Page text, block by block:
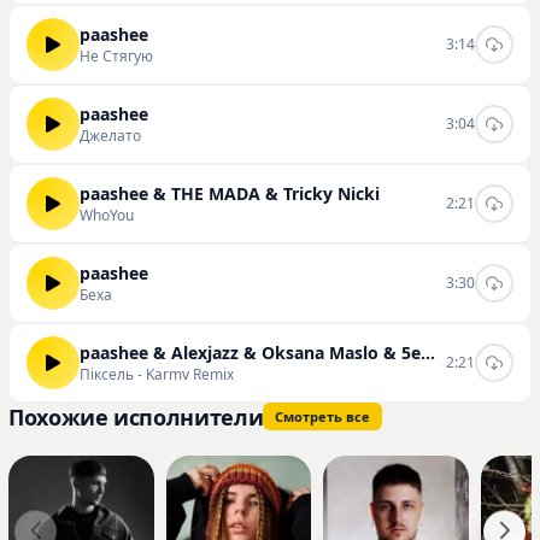
paashee
Не Стягую
3:14
paashee
Джелато
3:04
paashee & THE MADA & Tricky Nicki
WhoYou
2:21
paashee
Беха
3:30
paashee & Alexjazz & Oksana Maslo & 5entave & karmv
Піксель - Karmv Remix
2:21
Похожие исполнители Смотреть все